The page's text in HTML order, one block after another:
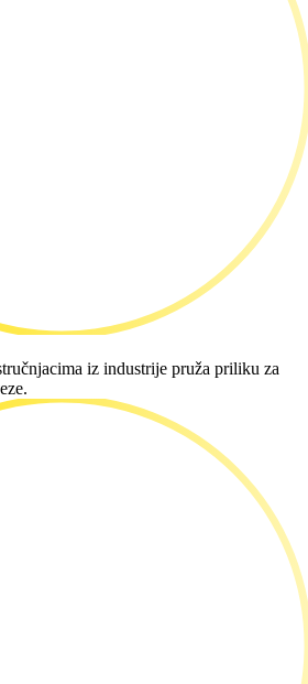
iz industrije pruža priliku za